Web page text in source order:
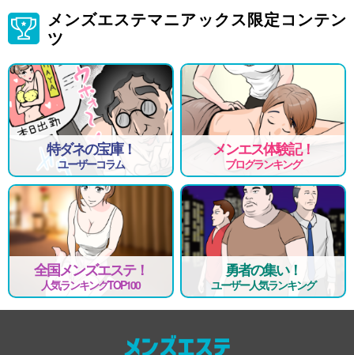
メンズエステマニアックス限定コンテン
ツ
特ダネの宝庫！
ユーザーコラム
メンエス体験記！
ブログランキング
全国メンズエステ！
人気ランキングTOP100
勇者の集い！
ユーザー人気ランキング